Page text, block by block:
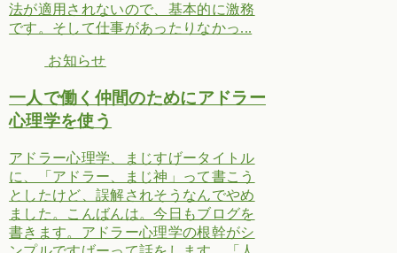
法が適用されないので、基本的に激務
です。そして仕事があったりなかっ...
お知らせ
一人で働く仲間のためにアドラー
心理学を使う
アドラー心理学、まじすげータイトル
に、「アドラー、まじ神」って書こう
としたけど、誤解されそうなんでやめ
ました。こんばんは。今日もブログを
書きます。アドラー心理学の根幹がシ